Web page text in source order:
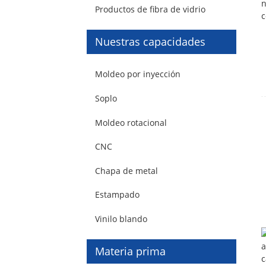
Productos de fibra de vidrio
Nuestras capacidades
Moldeo por inyección
Soplo
Moldeo rotacional
CNC
Chapa de metal
Estampado
Vinilo blando
Materia prima